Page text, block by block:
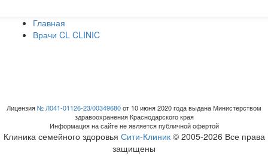
Главная
Врачи CL CLINIC
Лицензия№ Л041-01126-23/00349680от 10 июня 2020 года выдана Министерством
здравоохранения Краснодарского края
Информация на сайте не является публичной офертой
Клиника семейного здоровья Сити-Клиник© 2005-2026 Все права
защищены